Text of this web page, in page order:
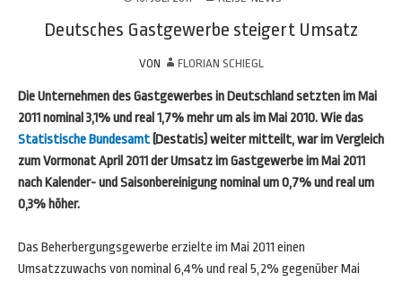
Deutsches Gastgewerbe steigert Umsatz
VON FLORIAN SCHIEGL
Die Unternehmen des Gastgewerbes in Deutschland setzten im Mai
2011 nominal 3,1% und real 1,7% mehr um als im Mai 2010. Wie das
Statistische Bundesamt(Destatis) weiter mitteilt, war im Vergleich
zum Vormonat April 2011 der Umsatz im Gastgewerbe im Mai 2011
nach Kalender- und Saisonbereinigung nominal um 0,7% und real um
0,3% höher.
Das Beherbergungsgewerbe erzielte im Mai 2011 einen
Umsatzzuwachs von nominal 6,4% und real 5,2% gegenüber Mai